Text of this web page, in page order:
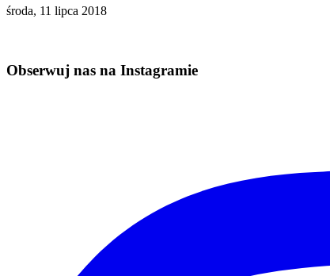
środa, 11 lipca 2018
Obserwuj nas na Instagramie